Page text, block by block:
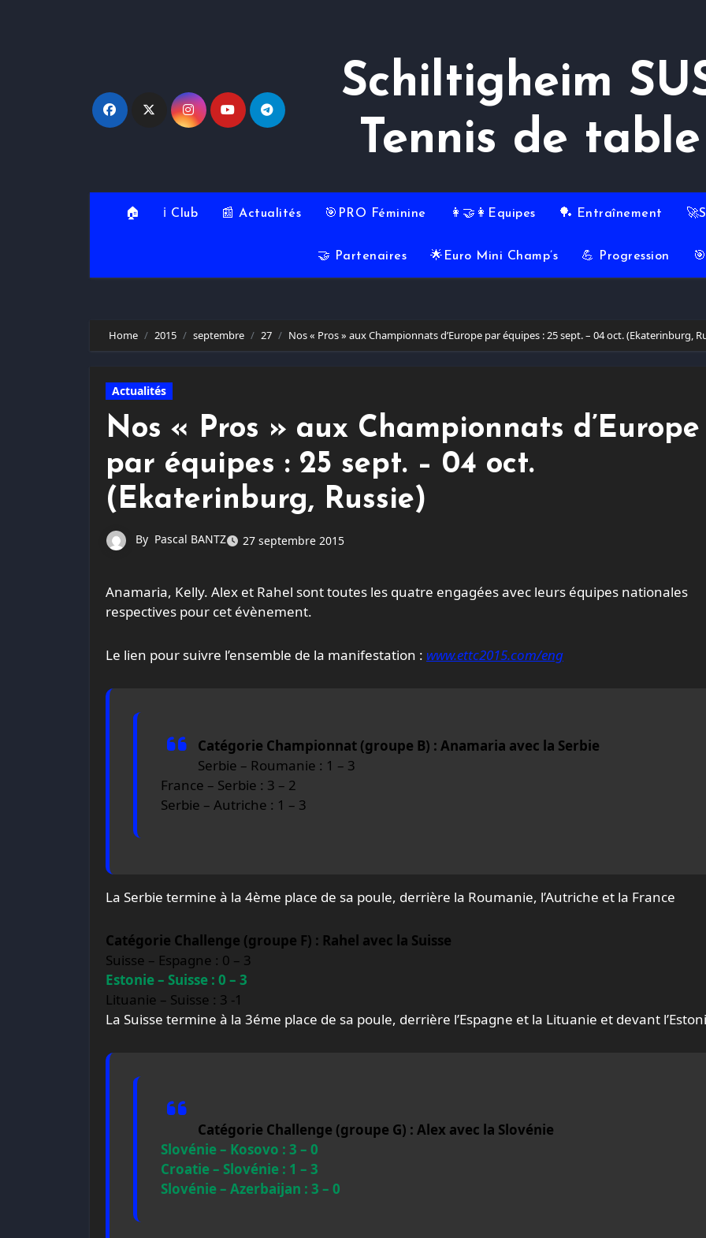
Schiltigheim
Tennis de table
🏠 ℹ️ Club 📰 Actualités 🎯PRO Féminine 👩‍🤝‍👩Equipes 🏓 Entraînement
🤝 Partenaires 🌟Euro Mini Champ’s 💪 Progression
Home 2015 septembre 27 Nos « Pros » aux Championnats d’Europe par équipes : 25 sept. – 04 oct. (Ekaterinburg,
Actualités
Nos « Pros » aux Championnats d’Europe
par équipes : 25 sept. – 04 oct.
(Ekaterinburg, Russie)
By Pascal BANTZ 27 septembre 2015
Anamaria, Kelly. Alex et Rahel sont toutes les quatre engagées avec leurs équipes nationales
respectives pour cet évènement.
Le lien pour suivre l’ensemble de la manifestation : www.ettc2015.com/eng
Catégorie Championnat (groupe B) : Anamaria avec la Serbie
Serbie – Roumanie : 1 – 3
France – Serbie : 3 – 2
Serbie – Autriche : 1 – 3
La Serbie termine à la 4ème place de sa poule, derrière la Roumanie, l’Autriche et la France
Catégorie Challenge (groupe F) : Rahel avec la Suisse
Suisse – Espagne : 0 – 3
Estonie – Suisse : 0 – 3
Lituanie – Suisse : 3 -1
La Suisse termine à la 3éme place de sa poule, derrière l’Espagne et la Lituanie et devant
Catégorie Challenge (groupe G) : Alex avec la Slovénie
Slovénie – Kosovo : 3 – 0
Croatie – Slovénie : 1 – 3
Slovénie – Azerbaijan : 3 – 0